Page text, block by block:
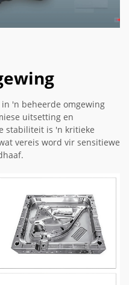
'n beheerde omgewing
uitsetting en
stabiliteit is 'n kritieke
vereis word vir sensitiewe